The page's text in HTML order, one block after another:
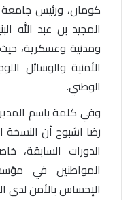
كومان، ورئيس جامعة
المجيد بن عبد الله
ومدنية وعسكرية،
الأمنية والوسائل
الوطني.
وفي كلمة باسم
رضا اشبوح أن النسخة
الدورات السابقة،
المواطنين في
الإحساس بالأمن لدى